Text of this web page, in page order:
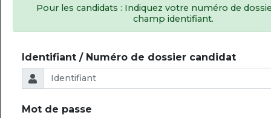
Pour les candidats : Indiquez votre numéro de
champ identifiant.
Identifiant / Numéro de dossier candidat
Mot de passe